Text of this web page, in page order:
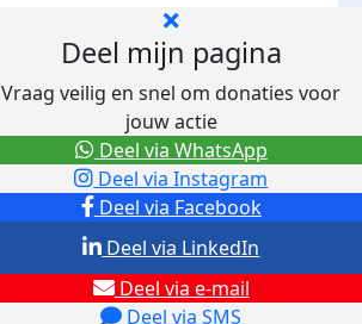
Deel mijn pagina
Vraag veilig en snel om donaties voor
jouw actie
Deel via Facebook
Deel via Instagram
Deel via e-mail
Deel via SMS
Deel via LinkedIn
Deel via WhatsApp